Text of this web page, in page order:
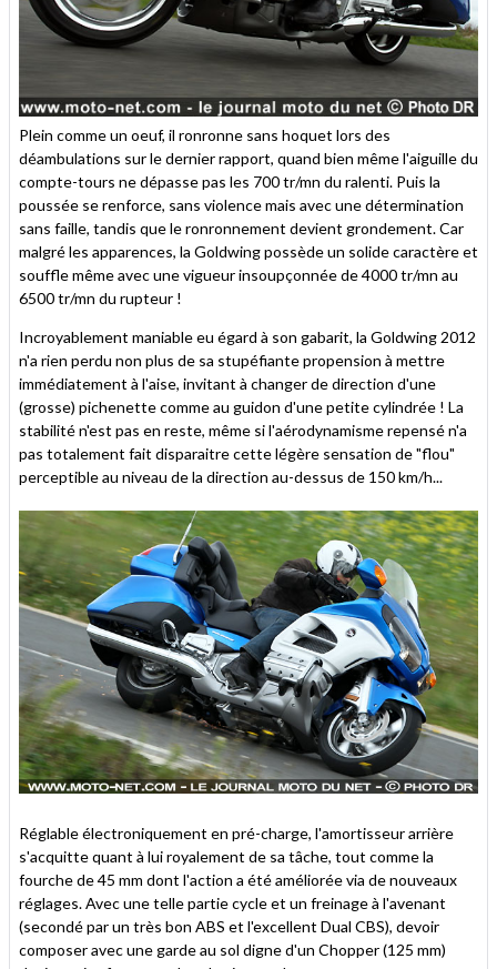
Plein comme un oeuf, il ronronne sans hoquet lors des
déambulations sur le dernier rapport, quand bien même l'aiguille du
compte-tours ne dépasse pas les 700 tr/mn du ralenti. Puis la
poussée se renforce, sans violence mais avec une détermination
sans faille, tandis que le ronronnement devient grondement. Car
malgré les apparences, la Goldwing possède un solide caractère et
souffle même avec une vigueur insoupçonnée de 4000 tr/mn au
6500 tr/mn du rupteur !
Incroyablement maniable eu égard à son gabarit, la Goldwing 2012
n'a rien perdu non plus de sa stupéfiante propension à mettre
immédiatement à l'aise, invitant à changer de direction d'une
(grosse) pichenette comme au guidon d'une petite cylindrée ! La
stabilité n'est pas en reste, même si l'aérodynamisme repensé n'a
pas totalement fait disparaitre cette légère sensation de "flou"
perceptible au niveau de la direction au-dessus de 150 km/h...
Réglable électroniquement en pré-charge, l'amortisseur arrière
s'acquitte quant à lui royalement de sa tâche, tout comme la
fourche de 45 mm dont l'action a été améliorée via de nouveaux
réglages. Avec une telle partie cycle et un freinage à l'avenant
(secondé par un très bon ABS et l'excellent Dual CBS), devoir
composer avec une garde au sol digne d'un Chopper (125 mm)